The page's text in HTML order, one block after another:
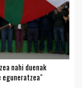
nahi duenak
eguneratzea"